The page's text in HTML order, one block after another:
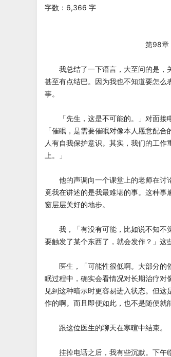
字数：6,366 字
第98章：定
我总结了一下语言，大至问的是，
甚至有点结巴。因为我也不知道要怎么
事。
「先生，这是不可能的。」对面接
「催眠，是需要催眠对像本人愿意配
人有自我保护意识。其实，我们的工
上。」
他的声调向一个课堂上的老师在讨
竟我在讲述的是我最难堪的事。这种
窗层层关好的地步。
我，「有没有可能，比如说不知不
要触发了某个东西了，就会发作？」这
医生，「可能性很低啊。大部分的
眠过程中，确实会看情况对长期治疗
见到这种暗示时更容易进入状态。但
作的啊。而且即便如此，也不是随便就
跟这位医生的聊天在寒暄中结束。
挂掉电话之后，我有些沉默。下午